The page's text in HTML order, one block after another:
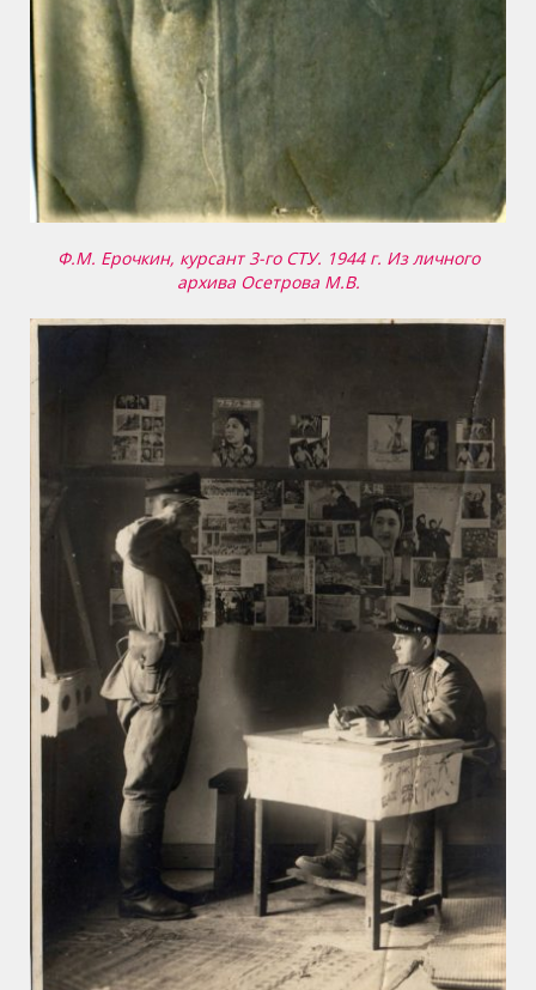
Ф.М. Ерочкин, курсант 3-го СТУ. 1944 г. Из личного
архива Осетрова М.В.